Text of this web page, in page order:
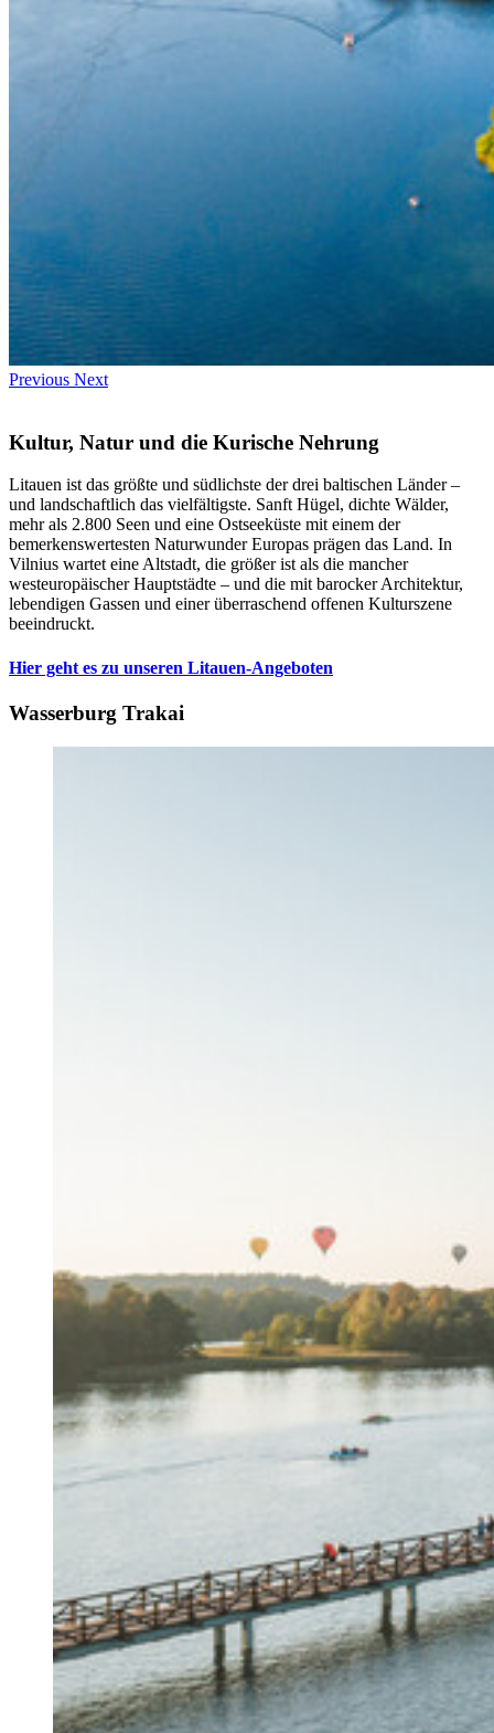
Previous Next
Kultur, Natur und die Kurische Nehrung
Litauen ist das größte und südlichste der drei baltischen Länder –
und landschaftlich das vielfältigste. Sanft Hügel, dichte Wälder,
mehr als 2.800 Seen und eine Ostseeküste mit einem der
bemerkenswertesten Naturwunder Europas prägen das Land. In
Vilnius wartet eine Altstadt, die größer ist als die mancher
westeuropäischer Hauptstädte – und die mit barocker Architektur,
lebendigen Gassen und einer überraschend offenen Kulturszene
beeindruckt.
Hier geht es zu unseren Litauen-Angeboten
Wasserburg Trakai